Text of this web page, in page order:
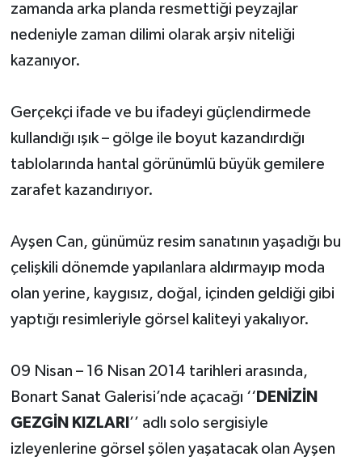
zamanda arka planda resmettiği peyzajlar
nedeniyle zaman dilimi olarak arşiv niteliği
kazanıyor.
Gerçekçi ifade ve bu ifadeyi güçlendirmede
kullandığı ışık – gölge ile boyut kazandırdığı
tablolarında hantal görünümlü büyük gemilere
zarafet kazandırıyor.
Ayşen Can, günümüz resim sanatının yaşadığı bu
çelişkili dönemde yapılanlara aldırmayıp moda
olan yerine, kaygısız, doğal, içinden geldiği gibi
yaptığı resimleriyle görsel kaliteyi yakalıyor.
09 Nisan – 16 Nisan 2014 tarihleri arasında,
Bonart Sanat Galerisi’nde açacağı ‘‘ DENİZİN
GEZGİN KIZLARI ’’ adlı solo sergisiyle
izleyenlerine görsel şölen yaşatacak olan Ayşen